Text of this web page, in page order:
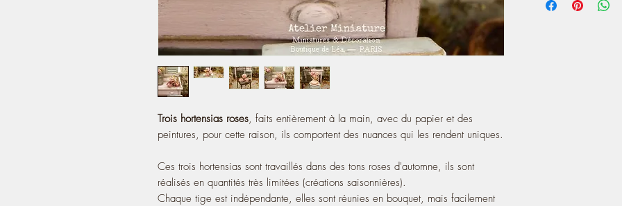
Trois hortensias roses, faits entièrement à la main, avec du papier et des
peintures, pour cette raison, ils comportent des nuances qui les rendent uniques.
Ces trois hortensias sont travaillés dans des tons roses d'automne, ils sont
réalisés en quantités très limitées (créations saisonnières).
Chaque tige est indépendante, elles sont réunies en bouquet, mais facilement
but easily separable